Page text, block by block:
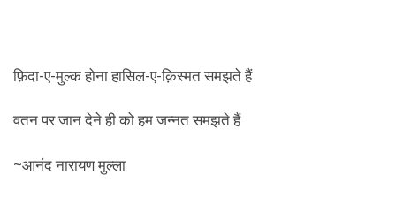
फ़िदा-ए-मुल्क होना हासिल-ए-क़िस्मत समझते हैं
वतन पर जान देने ही को हम जन्नत समझते हैं
~आनंद नारायण मुल्ला